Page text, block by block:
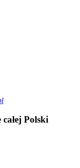
Polski